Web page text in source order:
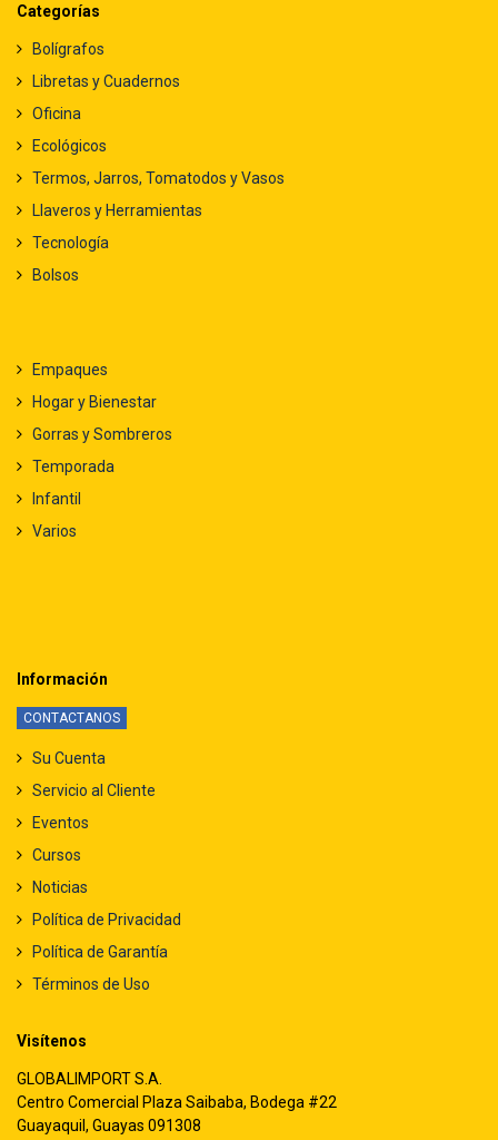
Categorías
Bolígrafos
Libretas y Cuadernos
Oficina
Ecológicos
Termos, Jarros, Tomatodos y Vasos
Llaveros y Herramientas
Tecnología
Bolsos
Empaques
Hogar y Bienestar
Gorras y Sombreros
Temporada
Infantil
Varios
Información
CONTACTANOS
Su Cuenta
Servicio al Cliente
Eventos
Cursos
Noticias
Política de Privacidad
Política de Garantía
Términos de Uso
Visítenos
GLOBALIMPORT S.A.
Centro Comercial Plaza Saibaba, Bodega #22
Guayaquil, Guayas 091308